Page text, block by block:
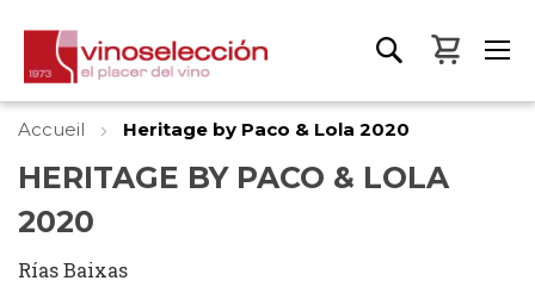
Mon
Accueil Heritage by Paco & Lola 2020
HERITAGE BY PACO & LOLA
2020
Rías Baixas